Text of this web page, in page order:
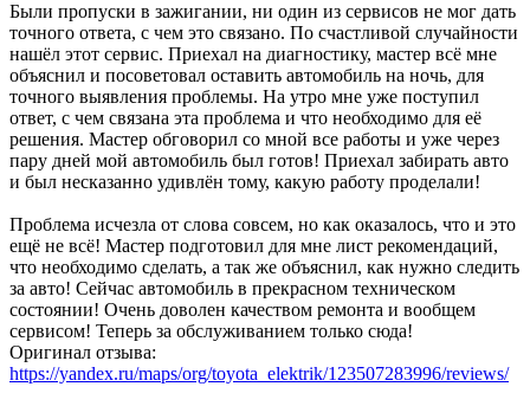
Были пропуски в зажигании, ни один из сервисов не мог дать
точного ответа, с чем это связано. По счастливой случайности
нашёл этот сервис. Приехал на диагностику, мастер всё мне
объяснил и посоветовал оставить автомобиль на ночь, для
точного выявления проблемы. На утро мне уже поступил
ответ, с чем связана эта проблема и что необходимо для её
решения. Мастер обговорил со мной все работы и уже через
пару дней мой автомобиль был готов! Приехал забирать авто
и был несказанно удивлён тому, какую работу проделали!
Проблема исчезла от слова совсем, но как оказалось, что и это
ещё не всё! Мастер подготовил для мне лист рекомендаций,
что необходимо сделать, а так же объяснил, как нужно следить
за авто! Сейчас автомобиль в прекрасном техническом
состоянии! Очень доволен качеством ремонта и вообщем
сервисом! Теперь за обслуживанием только сюда!
Оригинал отзыва:
https://yandex.ru/maps/org/toyota_elektrik/123507283996/reviews/